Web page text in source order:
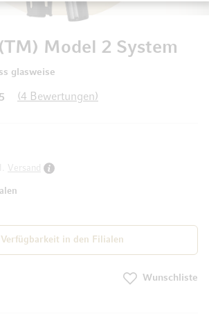
4 Bewertungen
Model 2 System
glasweise
Versand
Verfügbarkeit in den Filialen
Wunschliste